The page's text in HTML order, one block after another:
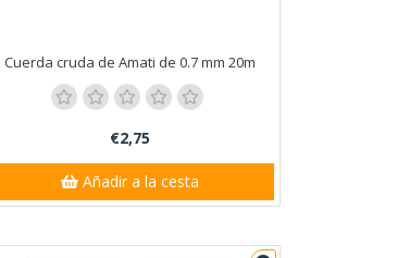
Cuerda cruda de Amati de 0.7 mm 20m
€2,75
Añadir a la cesta